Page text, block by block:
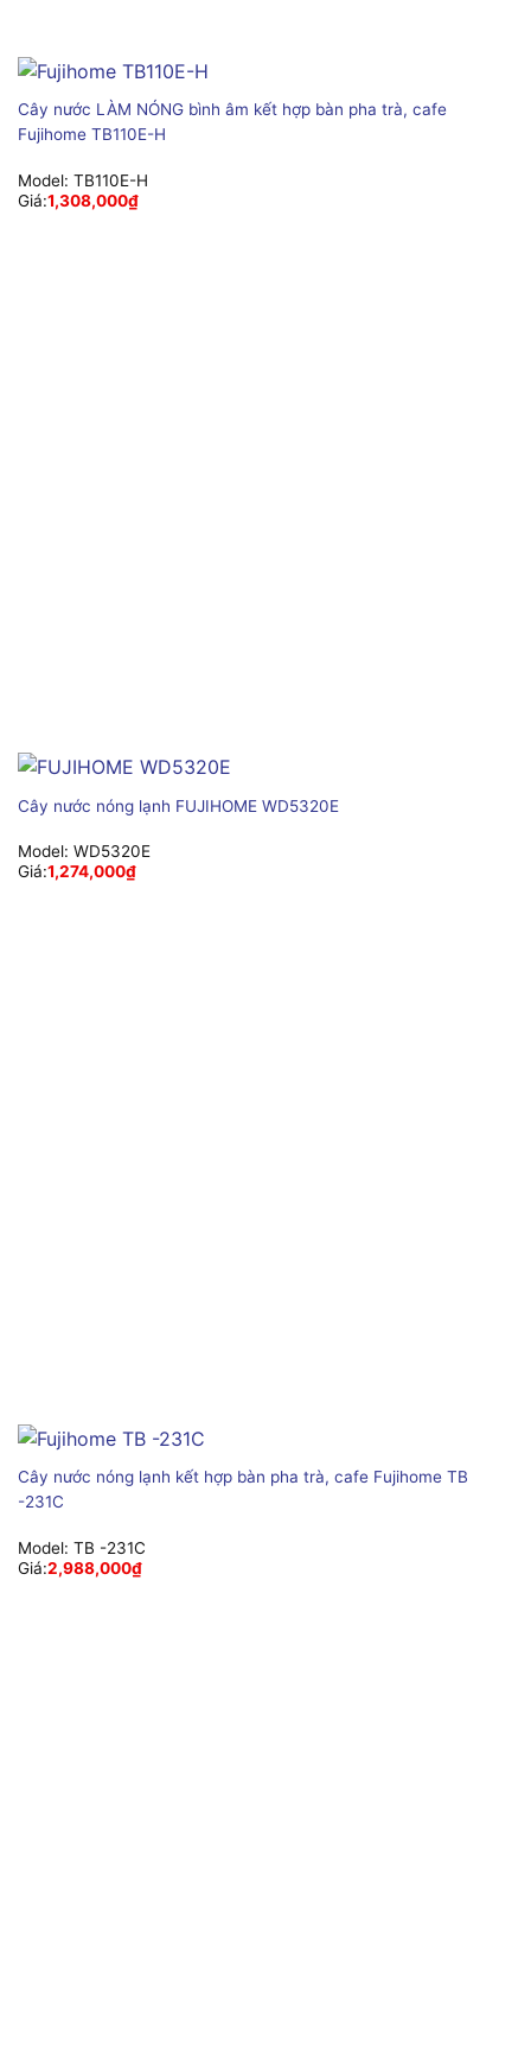
Cây nước LÀM NÓNG bình âm kết hợp bàn pha trà, cafe
Fujihome TB110E-H
Model: TB110E-H
Giá:1,308,000₫
Cây nước nóng lạnh FUJIHOME WD5320E
Model: WD5320E
Giá:1,274,000₫
Cây nước nóng lạnh kết hợp bàn pha trà, cafe Fujihome TB
-231C
Model: TB -231C
Giá:2,988,000₫